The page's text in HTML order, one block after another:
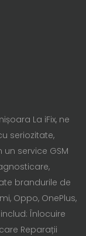
La iFix, ne
seriozitate,
service GSM
brandurile de
Oppo, OnePlus,
Înlocuire
Reparații